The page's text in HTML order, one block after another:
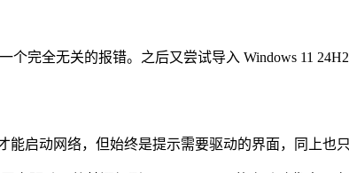
全无关的报错。之后又尝试导入 Windows 11
启动网络，但始终是提示需要驱动的界面，同上也只